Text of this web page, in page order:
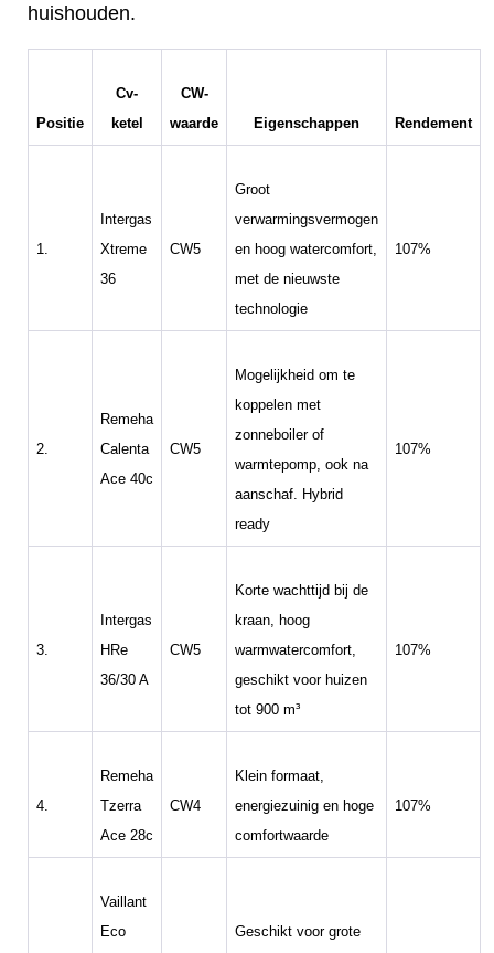
huishouden.
Positie
Cv-
ketel
CW-
waarde
Eigenschappen Rendement
1.
Intergas
Xtreme
36
CW5
Groot
verwarmingsvermogen
en hoog watercomfort,
met de nieuwste
technologie
107%
2.
Remeha
Calenta
Ace 40c
CW5
Mogelijkheid om te
koppelen met
zonneboiler of
warmtepomp, ook na
aanschaf. Hybrid
ready
107%
3.
Intergas
HRe
36/30 A
CW5
Korte wachttijd bij de
kraan, hoog
warmwatercomfort,
geschikt voor huizen
tot 900 m³
107%
4.
Remeha
Tzerra
Ace 28c
CW4
Klein formaat,
energiezuinig en hoge
comfortwaarde
107%
Vaillant
Eco
Geschikt voor grote